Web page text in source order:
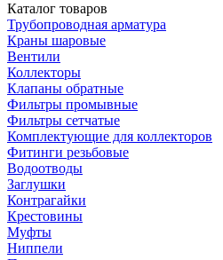
Каталог товаров
Трубопроводная арматура
Краны шаровые
Вентили
Коллекторы
Клапаны обратные
Фильтры промывные
Фильтры сетчатые
Комплектующие для коллекторов
Фитинги резьбовые
Водоотводы
Заглушки
Контрагайки
Крестовины
Муфты
Ниппели